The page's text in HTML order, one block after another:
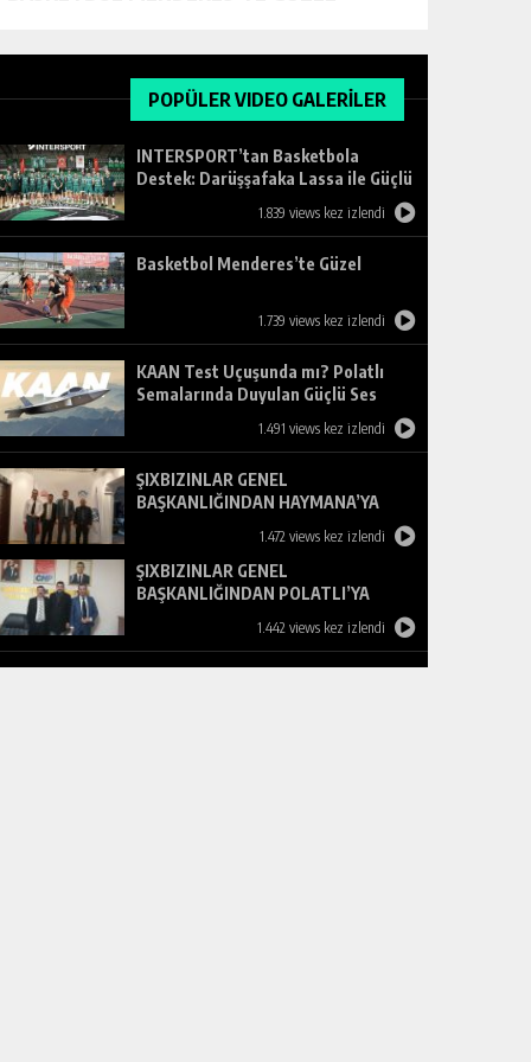
POPÜLER VIDEO GALERİLER
INTERSPORT’tan Basketbola
Destek: Darüşşafaka Lassa ile Güçlü
1.839 views kez izlendi
Basketbol Menderes’te Güzel
1.739 views kez izlendi
KAAN Test Uçuşunda mı? Polatlı
Semalarında Duyulan Güçlü Ses
1.491 views kez izlendi
ŞIXBIZINLAR GENEL
BAŞKANLIĞINDAN HAYMANA’YA
1.472 views kez izlendi
ŞIXBIZINLAR GENEL
BAŞKANLIĞINDAN POLATLI’YA
1.442 views kez izlendi